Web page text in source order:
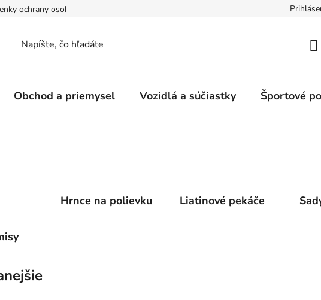
ochrany osobných údajov
Obchod a priemysel Vozidlá a súčiastky Športové
Hrnce na polievku Liatinové pekáče